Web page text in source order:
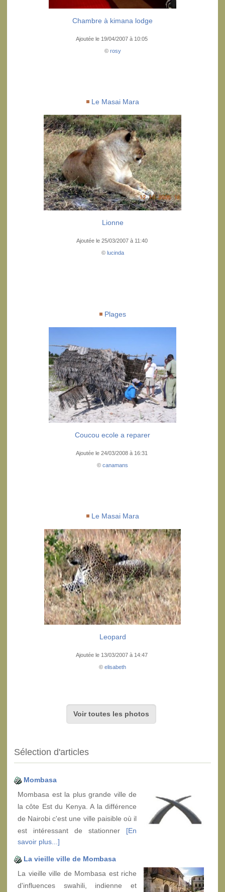
Chambre à kimana lodge
Ajoutée le 19/04/2007 à 10:05
© rosy
Le Masai Mara
Lionne
Ajoutée le 25/03/2007 à 11:40
© lucinda
Plages
Coucou ecole a reparer
Ajoutée le 24/03/2008 à 16:31
© canamans
Le Masai Mara
Leopard
Ajoutée le 13/03/2007 à 14:47
© elisabeth
Voir toutes les photos
Sélection d'articles
Mombasa
Mombasa est la plus grande ville de
la côte Est du Kenya. A la différence
de Nairobi c'est une ville paisible où il
est intéressant de stationner [En
savoir plus...]
La vieille ville de Mombasa
La vieille ville de Mombasa est riche
d'influences swahili, indienne et